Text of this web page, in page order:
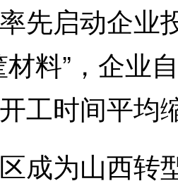
启动企业
材料”，企业
工时间平均
为山西转